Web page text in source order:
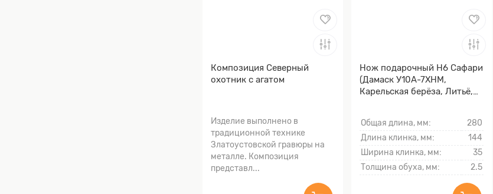
Композиция Северный
охотник с агатом
Изделие выполнено в
традиционной технике
Златоустовской гравюры на
металле. Композиция
представл...
Нож подарочный Н6 Сафари
(Дамаск У10А-7ХНМ,
Карельская берёза, Литьё,
Общая длина, мм:
280
Длина клинка, мм:
144
Ширина клинка, мм:
35
Толщина обуха, мм:
2.5